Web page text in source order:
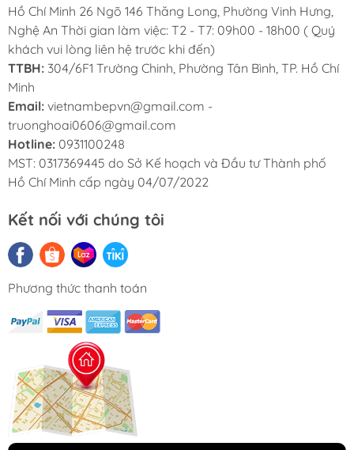
Tâm lỗ vít: 128-160mm
Chiều dài: 140-172mm
Chiều rộng: 14mm
MUA TAY NẮM TỦ Ở ĐÂU?
Mua tay nắm tủ ở đâu luôn là câu hỏi được nhiều
khách hàng quan tâm khi muốn lựa chọn những
mẫu tay nắm vừa đẹp, bền, lại phù hợp với phong
cách nội thất của ngôi nhà. Hiện nay
SAYHOME- địa chỉ uy tín phân phối tay nắm tủ
cao cấp với đội ngũ nhân viên chuyên nghiệp, am
Hồ Chí Minh 26 Ngõ 146 Thăng Long, Phường Vinh Hưng,
Nghệ An Thời gian làm việc: T2 - T7: 09h00 - 18h00 ( Quý
khách vui lòng liên hệ trước khi đến)
TTBH: 304/6F1 Trường Chinh, Phường Tân Bình, TP. Hồ Chí
Minh
Email: vietnambepvn@gmail.com -
truonghoai0606@gmail.com
Hotline: 0931100248
MST: 0317369445 do Sở Kế hoạch và Đầu tư Thành phố
Hồ Chí Minh cấp ngày 04/07/2022
Kết nối với chúng tôi
Phương thức thanh toán